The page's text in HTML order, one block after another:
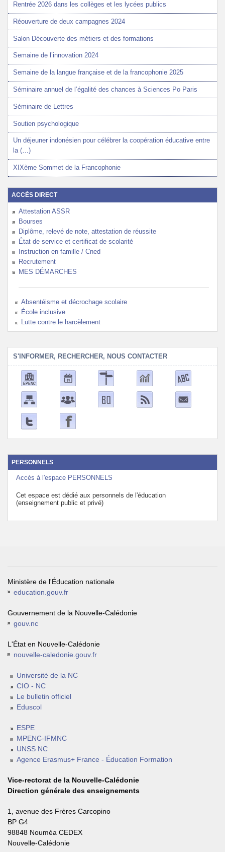
Rentrée 2026 dans les collèges et les lycées publics
Réouverture de deux campagnes 2024
Salon Découverte des métiers et des formations
Semaine de l’innovation 2024
Semaine de la langue française et de la francophonie 2025
Séminaire annuel de l’égalité des chances à Sciences Po Paris
Séminaire de Lettres
Soutien psychologique
Un déjeuner indonésien pour célébrer la coopération éducative entre
la (…)
XIXème Sommet de la Francophonie
ACCÈS DIRECT
Attestation ASSR
Bourses
Diplôme, relevé de note, attestation de réussite
État de service et certificat de scolarité
Instruction en famille / Cned
Recrutement
MES DÉMARCHES
Absentéisme et décrochage scolaire
École inclusive
Lutte contre le harcèlement
S'INFORMER, RECHERCHER, NOUS CONTACTER
PERSONNELS
Accès à l'espace PERSONNELS
Cet espace est dédié aux personnels de l'éducation
(enseignement public et privé)
Ministère de l'Éducation nationale
education.gouv.fr
Gouvernement de la Nouvelle-Calédonie
gouv.nc
L'État en Nouvelle-Calédonie
nouvelle-caledonie.gouv.fr
Université de la NC
CIO - NC
Le bulletin officiel
Eduscol
ESPE
MPENC-IFMNC
UNSS NC
Agence Erasmus+ France - Éducation Formation
Vice-rectorat de la Nouvelle-Calédonie
Direction générale des enseignements
1, avenue des Frères Carcopino
BP G4
98848 Nouméa CEDEX
Nouvelle-Calédonie